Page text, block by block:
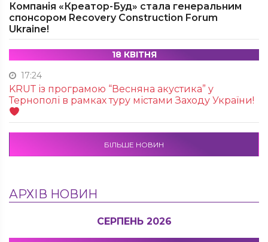
Компанія «Креатор-Буд» стала генеральним
спонсором Recovery Construction Forum
Ukraine!
18 КВІТНЯ
17:24
KRUТ із програмою “Весняна акустика” у
Тернополі в рамках туру містами Заходу України!
БІЛЬШЕ НОВИН
АРХІВ НОВИН
СЕРПЕНЬ 2026